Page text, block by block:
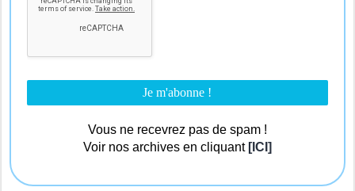
Vous ne recevrez pas de spam !
Voir nos archives en cliquant [ICI]